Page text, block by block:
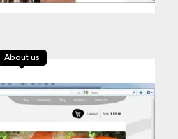
About us